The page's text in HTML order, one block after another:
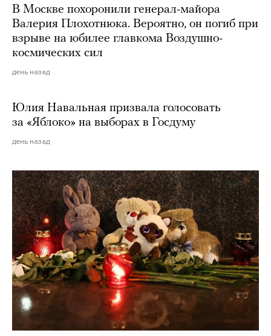
В Москве похоронили генерал-майора
Валерия Плохотнюка. Вероятно, он погиб при
взрыве на юбилее главкома Воздушно-
космических сил
день назад
Юлия Навальная призвала голосовать
за «Яблоко» на выборах в Госдуму
день назад